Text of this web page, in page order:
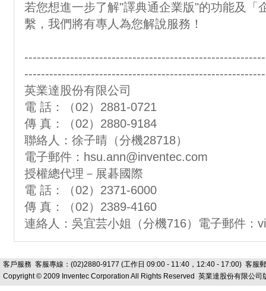
若您想進一步了解"譯典通企業版"的功能及「
繫，我們將有專人為您解說服務！
英業達股份有限公司
電 話：（02）2881-0721
傳 真：（02）2880-9184
聯絡人：徐子晴（分機28718）
電子郵件： hsu.ann@inventec.com
授權總代理－展碁國際
電 話：（02）2371-6000
傳 真：（02）2389-4160
連絡人：吳宜芸小姐（分機716）電子郵件：
客戶服務 客服專線：(02)2880-9177 (工作日 09:00 - 11:40，12:40 - 17:00) 客服
Copyright © 2009 Inventec Corporation All Rights Reserved 英業達股份有限公司